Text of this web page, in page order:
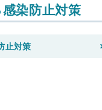
染防止対策
止対策